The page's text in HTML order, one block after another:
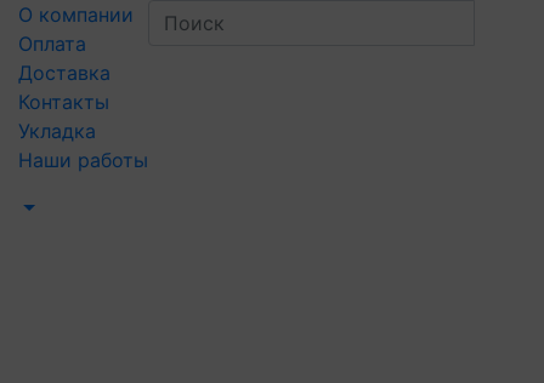
О компании
Оплата
Доставка
Контакты
Укладка
Наши работы